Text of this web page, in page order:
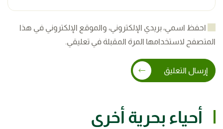
احفظ اسمي، بريدي الإلكتروني، والموقع الإلكتروني في هذا
المتصفح لاستخدامها المرة المقبلة في تعليقي.
إرسال التعليق
أحياء بحرية أخرى